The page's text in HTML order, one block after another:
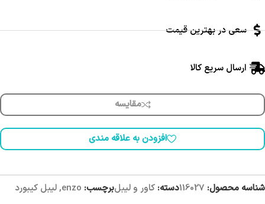
سعی در بهترین قیمت
ارسال سریع کالا
مقایسه
افزودن به علاقه مندی
شناسه محصول: 116027دسته: کاور و لیبلبرچسب: enzo
,لیبل کیبورد